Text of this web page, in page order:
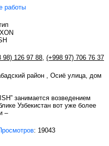
работы
98) 126 97 88 (+998 97) 706 76 37
район , Осиё улица, дом
занимается возведением
Узбекистан вот уже более
–
: 19043